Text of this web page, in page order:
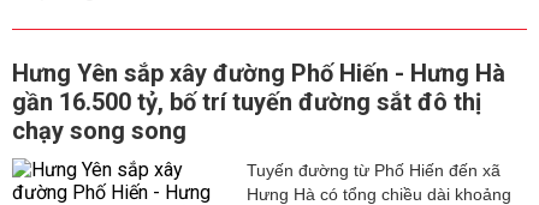
Hưng Yên sắp xây đường Phố Hiến - Hưng Hà
gần 16.500 tỷ, bố trí tuyến đường sắt đô thị
chạy song song
Tuyến đường từ Phố Hiến đến xã
Hưng Hà có tổng chiều dài khoảng